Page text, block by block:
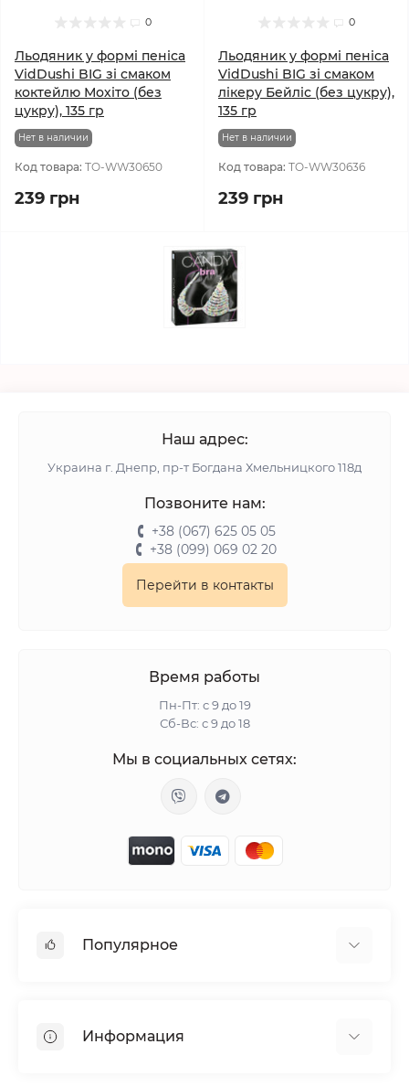
0
Льодяник у формі пеніса
VidDushi BIG зі смаком
коктейлю Мохіто (без
цукру), 135 гр
Нет в наличии
Код товара: TO-WW30650
239 грн
0
Льодяник у формі пеніса
VidDushi BIG зі смаком
лікеру Бейліс (без цукру),
135 гр
Нет в наличии
Код товара: TO-WW30636
239 грн
Наш адрес:
Украина г. Днепр, пр-т Богдана Хмельницкого 118д
Позвоните нам:
+38 (067) 625 05 05
+38 (099) 069 02 20
Перейти в контакты
Время работы
Пн-Пт: с 9 до 19
Сб-Вс: с 9 до 18
Мы в социальных сетях:
Популярное
Вакуумные вибраторы
Информация